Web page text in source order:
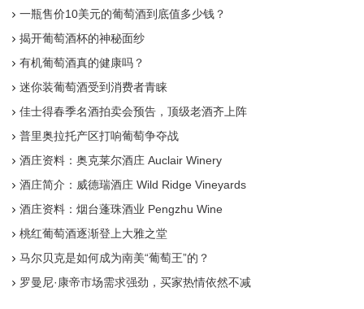
一瓶售价10美元的葡萄酒到底值多少钱？
揭开葡萄酒杯的神秘面纱
有机葡萄酒真的健康吗？
迷你装葡萄酒受到消费者青睐
佳士得春季名酒拍卖会预告，顶级老酒齐上阵
普里奥拉托产区打响葡萄争夺战
酒庄资料：奥克莱尔酒庄 Auclair Winery
酒庄简介：威德瑞酒庄 Wild Ridge Vineyards
酒庄资料：烟台蓬珠酒业 Pengzhu Wine
桃红葡萄酒逐渐登上大雅之堂
马尔贝克是如何成为南美“葡萄王”的？
罗曼尼·康帝市场需求强劲，买家热情依然不减